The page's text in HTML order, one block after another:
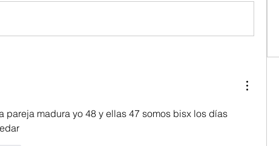
pareja madura yo 48 y ellas 47 somos bisx los días